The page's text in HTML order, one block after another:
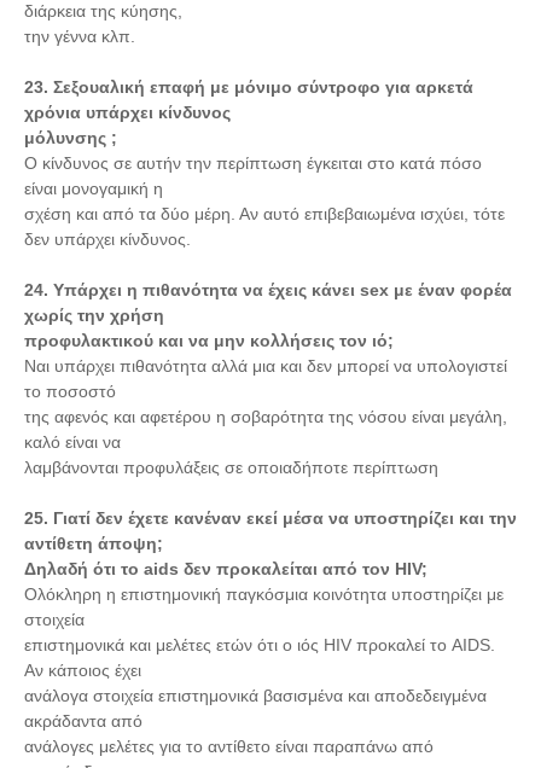
διάρκεια της κύησης,
την γέννα κλπ.
23. Σεξουαλική επαφή με μόνιμο σύντροφο για αρκετά
χρόνια υπάρχει κίνδυνος
μόλυνσης ;
Ο κίνδυνος σε αυτήν την περίπτωση έγκειται στο κατά πόσο
είναι μονογαμική η
σχέση και από τα δύο μέρη. Αν αυτό επιβεβαιωμένα ισχύει, τότε
δεν υπάρχει κίνδυνος.
24. Υπάρχει η πιθανότητα να έχεις κάνει sex με έναν φορέα
χωρίς την χρήση
προφυλακτικού και να μην κολλήσεις τον ιό;
Ναι υπάρχει πιθανότητα αλλά μια και δεν μπορεί να υπολογιστεί
το ποσοστό
της αφενός και αφετέρου η σοβαρότητα της νόσου είναι μεγάλη,
καλό είναι να
λαμβάνονται προφυλάξεις σε οποιαδήποτε περίπτωση
25. Γιατί δεν έχετε κανέναν εκεί μέσα να υποστηρίζει και την
αντίθετη άποψη;
Δηλαδή ότι το aids δεν προκαλείται από τον HIV;
Ολόκληρη η επιστημονική παγκόσμια κοινότητα υποστηρίζει με
στοιχεία
επιστημονικά και μελέτες ετών ότι ο ιός HIV προκαλεί το AIDS.
Αν κάποιος έχει
ανάλογα στοιχεία επιστημονικά βασισμένα και αποδεδειγμένα
ακράδαντα από
ανάλογες μελέτες για το αντίθετο είναι παραπάνω από